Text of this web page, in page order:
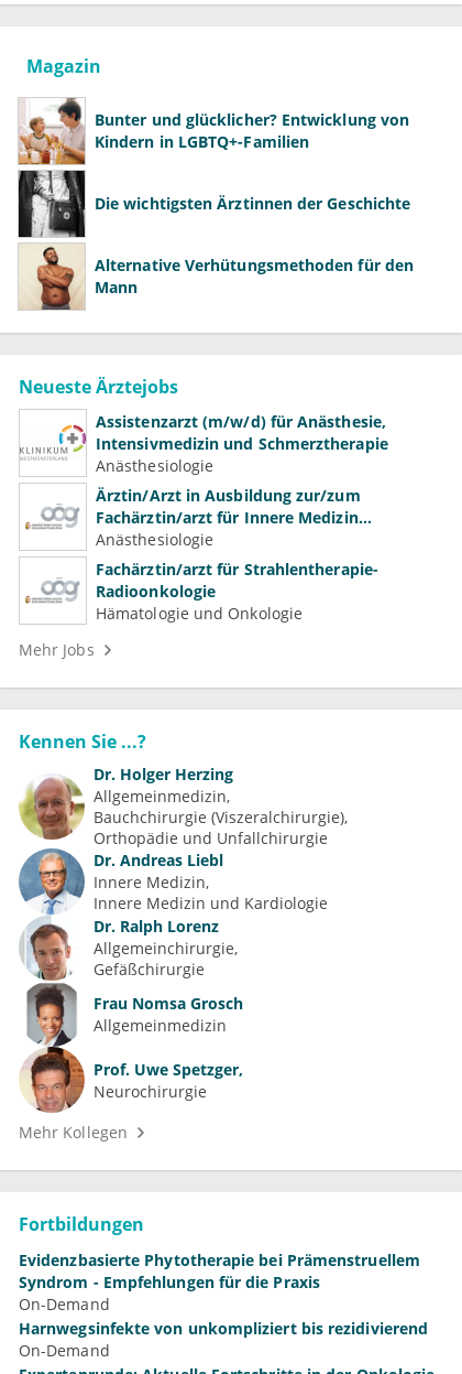
Magazin
Bunter und glücklicher? Entwicklung von
Kindern in LGBTQ+-Familien
Die wichtigsten Ärztinnen der Geschichte
Alternative Verhütungsmethoden für den
Mann
Neueste Ärztejobs
Assistenzarzt (m/w/d) für Anästhesie,
Intensivmedizin und Schmerztherapie
Anästhesiologie
Ärztin/Arzt in Ausbildung zur/zum
Fachärztin/arzt für Innere Medizin
(Kardiologie, Nephrologie, Intensivmedizin)
Anästhesiologie
Fachärztin/arzt für Strahlentherapie-
Radioonkologie
Hämatologie und Onkologie
Mehr Jobs
Kennen Sie ...?
Dr. Holger Herzing
Allgemeinmedizin
Bauchchirurgie (Viszeralchirurgie)
Orthopädie und Unfallchirurgie
Dr. Andreas Liebl
Innere Medizin
Innere Medizin und Kardiologie
Dr. Ralph Lorenz
Allgemeinchirurgie
Gefäßchirurgie
Frau Nomsa Grosch
Allgemeinmedizin
Prof. Uwe Spetzger,
Neurochirurgie
Mehr Kollegen
Fortbildungen
Evidenzbasierte Phytotherapie bei Prämenstruellem
Syndrom - Empfehlungen für die Praxis
On-Demand
Harnwegsinfekte von unkompliziert bis rezidivierend
On-Demand